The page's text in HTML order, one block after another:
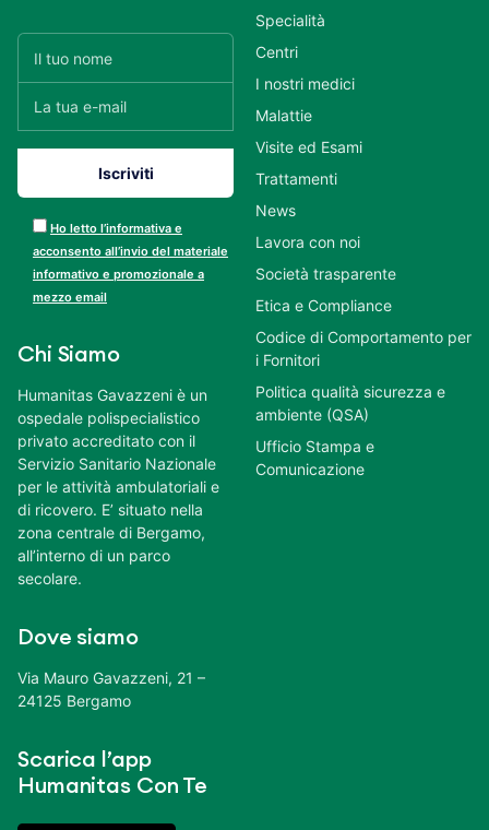
Ho letto l’informativa e
acconsento all’invio del materiale
informativo e promozionale a
mezzo email
Chi Siamo
Humanitas Gavazzeni è un
ospedale polispecialistico
privato accreditato con il
Servizio Sanitario Nazionale
per le attività ambulatoriali e
di ricovero. E’ situato nella
zona centrale di Bergamo,
all’interno di un parco
secolare.
Dove siamo
Via Mauro Gavazzeni, 21 –
24125 Bergamo
Scarica l’app
Humanitas Con Te
Specialità
Centri
I nostri medici
Malattie
Visite ed Esami
Trattamenti
News
Lavora con noi
Società trasparente
Etica e Compliance
Codice di Comportamento per
i Fornitori
Politica qualità sicurezza e
ambiente (QSA)
Ufficio Stampa e
Comunicazione